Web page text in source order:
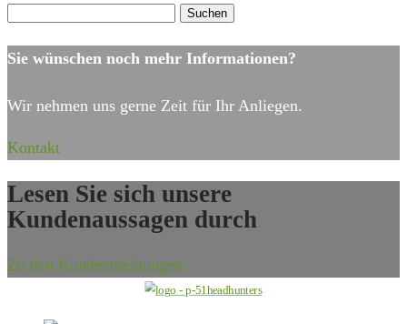
Suchen
Sie wünschen noch mehr Informationen?
Wir nehmen uns gerne Zeit für Ihr Anliegen.
Kontakt
Lesen Sie sich unsere
Kundenaussagen durch
Zu den Kundenmeinungen